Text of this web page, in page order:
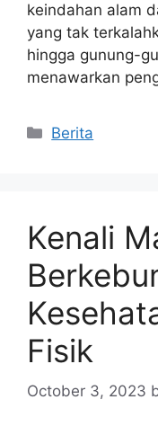
keindahan alam
yang tak
hingga gunung-
menawarkan
Categories
Berita
Kenali
Fisik
October 3, 2023